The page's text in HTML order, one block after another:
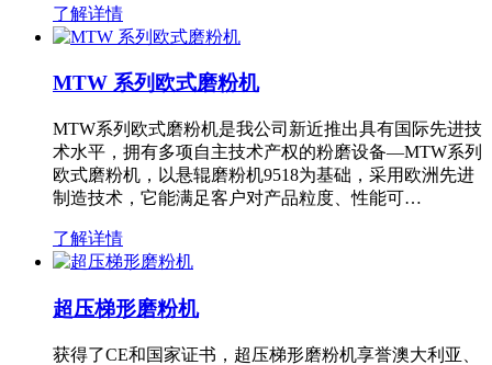
了解详情
MTW 系列欧式磨粉机
MTW系列欧式磨粉机是我公司新近推出具有国际先进技
术水平，拥有多项自主技术产权的粉磨设备—MTW系列
欧式磨粉机，以悬辊磨粉机9518为基础，采用欧洲先进
制造技术，它能满足客户对产品粒度、性能可…
了解详情
超压梯形磨粉机
获得了CE和国家证书，超压梯形磨粉机享誉澳大利亚、